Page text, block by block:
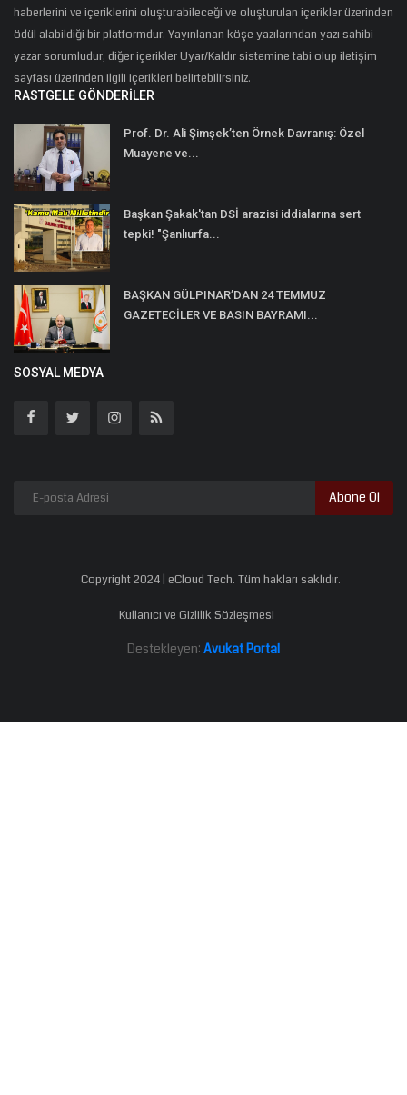
haberlerini ve içeriklerini oluşturabileceği ve oluşturulan içerikler üzerinden
ödül alabildiği bir platformdur. Yayınlanan köşe yazılarından yazı sahibi
yazar sorumludur, diğer içerikler Uyar/Kaldır sistemine tabi olup iletişim
sayfası üzerinden ilgili içerikleri belirtebilirsiniz.
RASTGELE GÖNDERILER
Prof. Dr. Ali Şimşek’ten Örnek Davranış: Özel
Muayene ve...
Başkan Şakak'tan DSİ arazisi iddialarına sert
tepki! "Şanlıurfa...
BAŞKAN GÜLPINAR’DAN 24 TEMMUZ
GAZETECİLER VE BASIN BAYRAMI...
SOSYAL MEDYA
Abone Ol
Copyright 2024 | eCloud Tech. Tüm hakları saklıdır.
Kullanıcı ve Gizlilik Sözleşmesi
Destekleyen: Avukat Portal